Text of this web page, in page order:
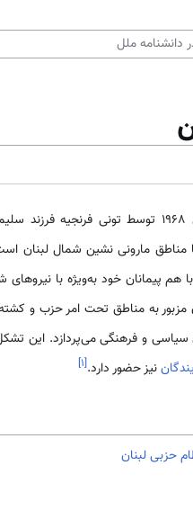
مناطق مارونی‌ نشین شمال لبنان
با هم پیمانان خود به‌ویژه با
مزبور به مناطق تحت امر حزب و
سیاسی و فرهنگی می‌پردازد. این
نیز حضور دارد.[۱]
حزبی لبنان